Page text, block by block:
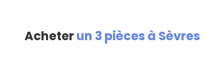
Acheterun 3 pièces à Sèvres